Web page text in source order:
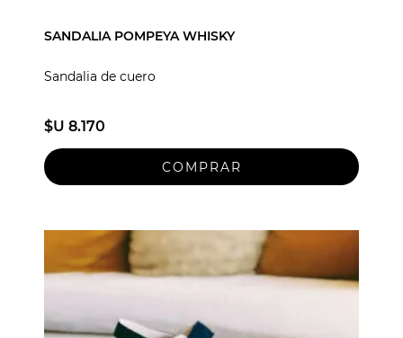
SANDALIA POMPEYA WHISKY
Sandalia de cuero
$U 8.170